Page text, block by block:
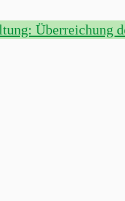
Überreichung